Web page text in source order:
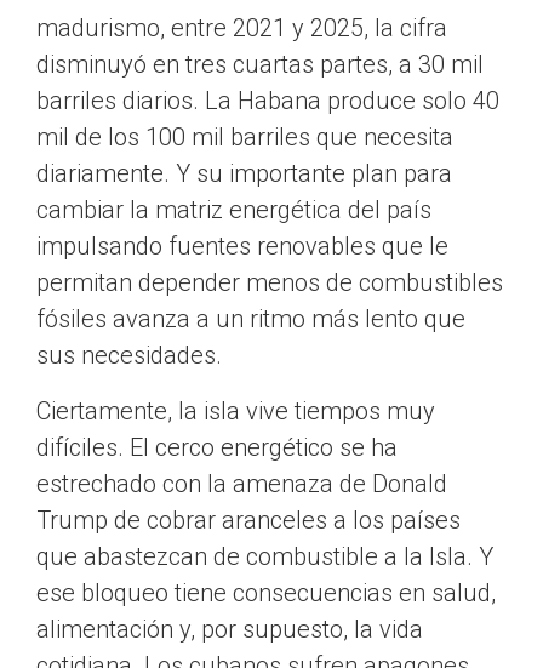
madurismo, entre 2021 y 2025, la cifra
disminuyó en tres cuartas partes, a 30 mil
barriles diarios. La Habana produce solo 40
mil de los 100 mil barriles que necesita
diariamente. Y su importante plan para
cambiar la matriz energética del país
impulsando fuentes renovables que le
permitan depender menos de combustibles
fósiles avanza a un ritmo más lento que
sus necesidades.
Ciertamente, la isla vive tiempos muy
difíciles. El cerco energético se ha
estrechado con la amenaza de Donald
Trump de cobrar aranceles a los países
que abastezcan de combustible a la Isla. Y
ese bloqueo tiene consecuencias en salud,
alimentación y, por supuesto, la vida